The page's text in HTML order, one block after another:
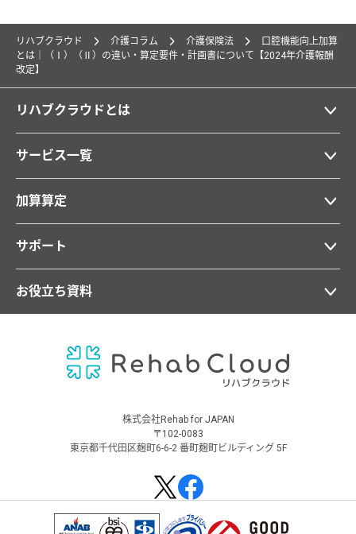
リハブクラウド 介護コラム 介護保険法
口腔機能向上加算
とは｜（Ⅰ）（Ⅱ）の違い・算定要件・計画書について【2024年介護報酬
改定】
リハブクラウドとは
サービス一覧
加算算定
サポート
お役立ち資料
株式会社Rehab for JAPAN
〒102-0083
東京都千代田区麹町6-6-2 番町麹町ビルディング 5F